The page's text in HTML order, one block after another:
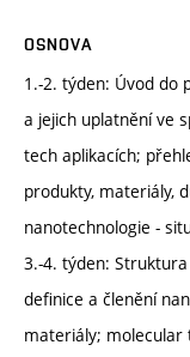
OSNOVA
1.-2. týden: Úvod do
a jejich uplatnění ve
tech aplikacích;
produkty, materiály,
nanotechnologie -
3.-4. týden:
definice a členění
materiály; molecular